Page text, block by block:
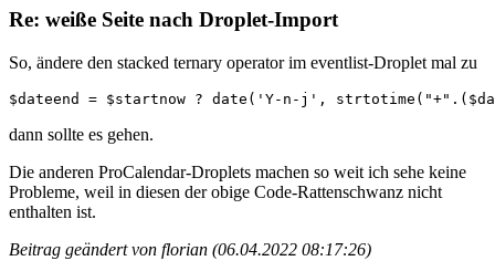
Re: weiße Seite nach Droplet-Import
So, ändere den stacked ternary operator im eventlist-Droplet mal zu
$dateend = $startnow ? date('Y-n-j',
dann sollte es gehen.
Die anderen ProCalendar-Droplets machen so weit ich sehe keine
Probleme, weil in diesen der obige Code-Rattenschwanz nicht
enthalten ist.
Beitrag geändert von florian (06.04.2022 08:17:26)